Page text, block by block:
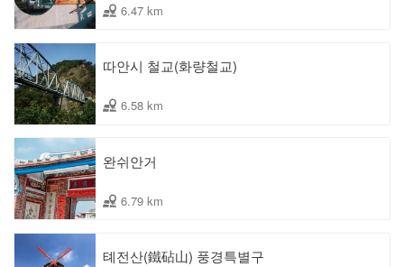
6.47 km
따안시 철교(화량철교)
6.58 km
완쉬안거
6.79 km
톄전산(鐵砧山) 풍경특별구